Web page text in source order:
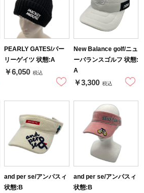
PEARLY GATES/パー
リーゲイツ 状態:A
￥6,050 税込
New Balance golf/ニュ
ーバランスゴルフ 状態:
A
￥3,300 税込
and per se/アンパスィ
状態:B
and per se/アンパスィ
状態:B